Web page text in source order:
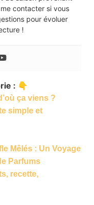
contacter si vous
pour évoluer
!
: 👇
ça viens ?
simple et
Mêlés : Un Voyage
Parfums
recette,